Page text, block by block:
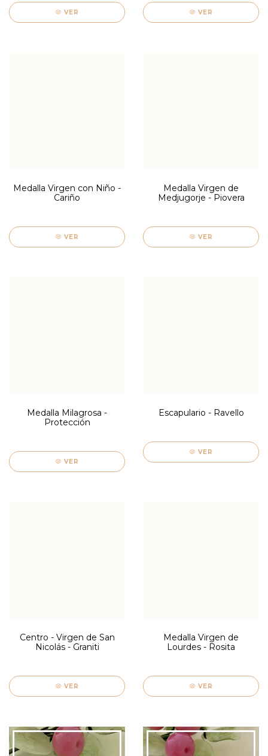
VER VER
Medalla Virgen con Niño -
Cariño
VER
Medalla Virgen de
Medjugorje - Piovera
VER
Medalla Milagrosa -
Protección
VER
Escapulario - Ravello
VER
Centro - Virgen de San
Nicolás - Graniti
VER
Medalla Virgen de
Lourdes - Rosita
VER